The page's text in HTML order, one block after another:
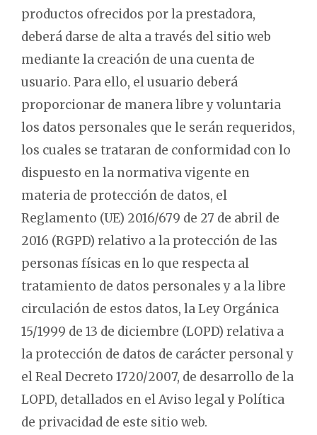
productos ofrecidos por la prestadora,
deberá darse de alta a través del sitio web
mediante la creación de una cuenta de
usuario. Para ello, el usuario deberá
proporcionar de manera libre y voluntaria
los datos personales que le serán requeridos,
los cuales se trataran de conformidad con lo
dispuesto en la normativa vigente en
materia de protección de datos, el
Reglamento (UE) 2016/679 de 27 de abril de
2016 (RGPD) relativo a la protección de las
personas físicas en lo que respecta al
tratamiento de datos personales y a la libre
circulación de estos datos, la Ley Orgánica
15/1999 de 13 de diciembre (LOPD) relativa a
la protección de datos de carácter personal y
el Real Decreto 1720/2007, de desarrollo de la
LOPD, detallados en el Aviso legal y Política
de privacidad de este sitio web.